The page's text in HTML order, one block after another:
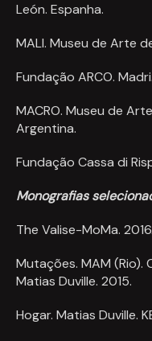
León. Espanha.
MALI. Museu de Arte
Fundação ARCO.
MACRO. Museu de
Argentina.
Fundação Cassa di
Monografias
The Valise-MoMa. 2016.
Mutações. MAM
Matias Duville. 2015.
Hogar. Matias Duville.